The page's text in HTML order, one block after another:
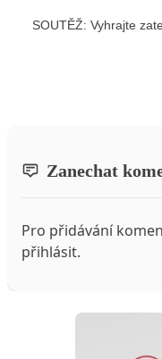
SOUTĚŽ: Vyhrajte
Zanechat
Pro přidávání
přihlásit.